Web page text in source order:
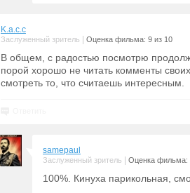
K.a.c.c
Заслуженный зритель Оценка фильма: 9 из 10
В общем, с радостью посмотрю
порой хорошо не читать комменты
смотреть то, что считаешь интересным.
samepaul
Заслуженный зритель Оценка фильма:
100%. Кинуха парикольная,